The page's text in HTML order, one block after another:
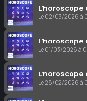
L’horoscope
Le 02/03/2026 à
L’horoscope
Le 01/03/2026 à
L’horoscope
Le 28/02/2026 à